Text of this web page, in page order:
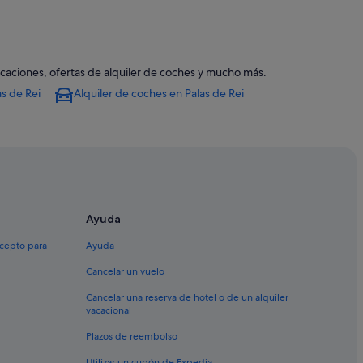
ofertas de alquiler de coches y mucho más.
de Rei
Alquiler de coches en Palas de Rei
para
Ayuda
Ayuda
Cancelar un vuelo
Cancelar una reserva de hotel o de un alquiler
vacacional
Plazos de reembolso